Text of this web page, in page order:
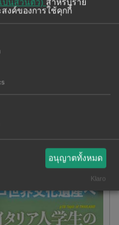
ป็นส่วนตัว) สำหรับราย
สงค์ของการใช้คุกกี้
อนุญาตทั้งหมด
Klaro